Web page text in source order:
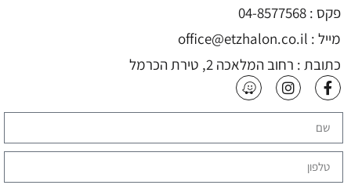
פקס : 04-8577568
מייל : office@etzhalon.co.il
כתובת : רחוב המלאכה 2, טירת הכרמל